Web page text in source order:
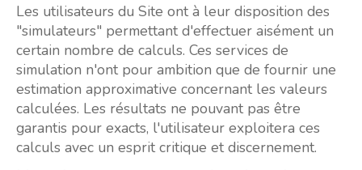
Les utilisateurs du Site ont à leur disposition des
"simulateurs" permettant d'effectuer aisément un
certain nombre de calculs. Ces services de
simulation n'ont pour ambition que de fournir une
estimation approximative concernant les valeurs
calculées. Les résultats ne pouvant pas être
garantis pour exacts, l'utilisateur exploitera ces
calculs avec un esprit critique et discernement.